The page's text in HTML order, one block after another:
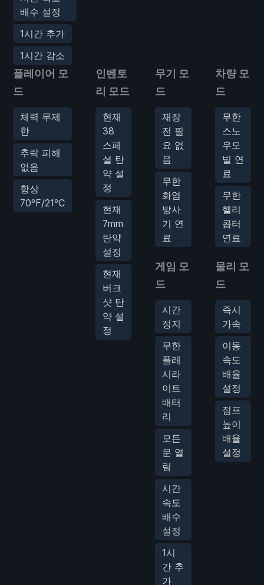
배수 설정
1시간 추가
1시간 감소
플레이어 모
드
체력 무제
한
추락 피해
없음
항상
70ºF/21ºC
인벤토
리 모드
현재
38
스페
셜 탄
약 설
정
현재
7mm
탄약
설정
현재
버크
샷 탄
약 설
정
무기 모
드
재장
전 필
요 없
음
무한
화염
방사
기 연
료
게임 모
드
시간
정지
무한
플래
시라
이트
배터
리
모든
문 열
림
시간
속도
배수
설정
1시
간 추
가
차량 모
드
무한
스노
우모
빌 연
료
무한
헬리
콥터
연료
물리 모
드
즉시
가속
이동
속도
배율
설정
점프
높이
배율
설정